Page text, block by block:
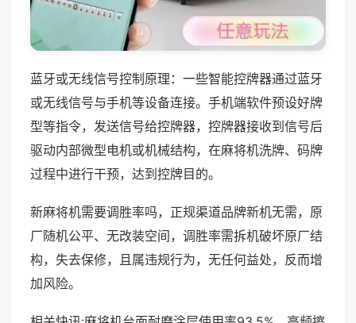
蓝牙或无线信号控制原理：一些智能控牌器通过蓝牙
或无线信号与手机等设备连接。手机端软件预设好牌
型等指令，发送信号给控牌器，控牌器接收到信号后
驱动内部微型电机或机械结构，在麻将机洗牌、码牌
过程中进行干预，达到控牌目的。
新麻将机需要调胜率吗，正规渠道品牌新机无需，原
厂随机公平、无改装空间，调胜率需拆机破坏原厂结
构，失去保修，且属违规行为，无任何益处，反而增
加风险。